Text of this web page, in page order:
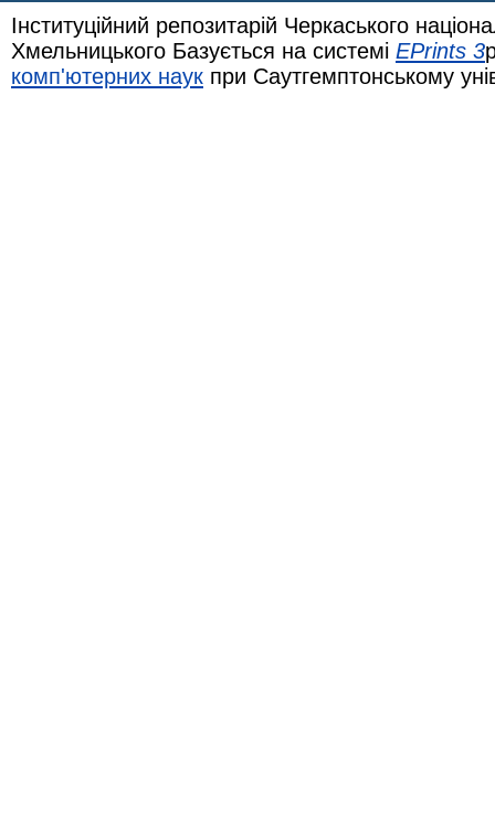
Інституційний репозитарій Черкаського
Хмельницького Базується на системі EPrints 3
комп'ютерних наук при Саутгемптонському